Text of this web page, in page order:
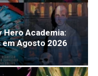
Hero Academia:
Agosto 2026